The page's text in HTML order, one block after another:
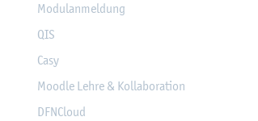
Mo­du­l­an­mel­dung
QIS
Casy
Mood­le Lehre & Kol­la­bo­ra­ti­on
DF­NCloud